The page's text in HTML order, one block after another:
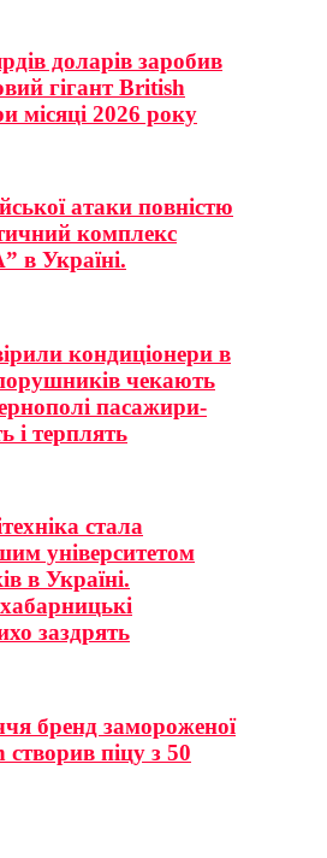
доларів заробив
гігант British
місяці 2026 року
атаки повністю
комплекс
в Україні.
кондиціонери в
чекають
пасажири-
і терплять
стала
університетом
в Україні.
заздрять
бренд замороженої
піцу з 50